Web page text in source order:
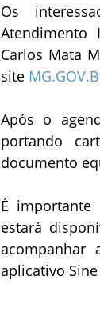
Os
Atendimento
Carlos Mata
site
Após o
portando
documento
É importante
estará
acompanhar
aplicativo Sine